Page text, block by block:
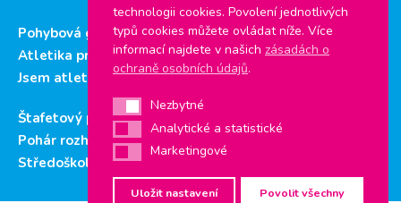
Pohybová gramotnost
Atletika pro děti
Jsem atlet
Štafetový pohár
Pohár rozhlasu
Středoškolský pohár
technologii cookies. Povolení jednotlivých
typů cookies můžete ovládat níže. Více
informací najdete v našich zásadách o
ochraně osobních údajů.
NezbytnéNezbytné
Analytické a statistické
Analytické a statistické
MarketingovéMarketingové
Uložit nastavení Povolit všechny